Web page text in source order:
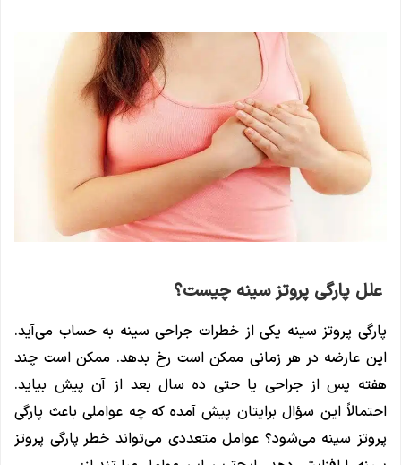
علل پارگی پروتز سینه چیست؟
پارگی پروتز سینه یکی از خطرات جراحی سینه به حساب می‌آید.
این عارضه در هر زمانی ممکن است رخ بدهد. ممکن است چند
هفته پس از جراحی یا حتی ده سال بعد از آن پیش بیاید.
احتمالاً این سؤال برایتان پیش آمده که چه عواملی باعث پارگی
پروتز سینه می‌شود؟ عوامل متعددی می‌تواند خطر پارگی پروتز